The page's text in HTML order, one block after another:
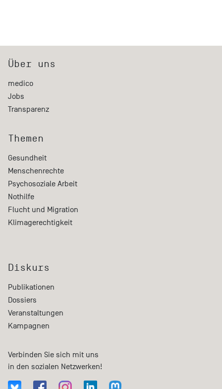
Über uns
medico
Jobs
Transparenz
Themen
Gesundheit
Menschenrechte
Psychosoziale Arbeit
Nothilfe
Flucht und Migration
Klimagerechtigkeit
Diskurs
Publikationen
Dossiers
Veranstaltungen
Kampagnen
Verbinden Sie sich mit uns
in den sozialen Netzwerken!